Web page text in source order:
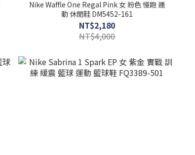
Nike Waffle One Regal Pink 女 粉色 慢跑 運
動 休閒鞋 DM5452-161
NT$2,180
NT$4,000